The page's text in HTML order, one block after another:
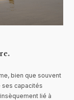
bien que souvent
ses capacités
lié à